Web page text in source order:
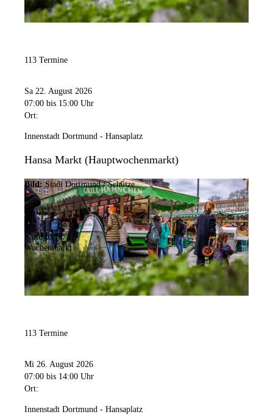
113 Termine
Sa 22. August 2026
07:00 bis 15:00 Uhr
Ort:
Innenstadt Dortmund - Hansaplatz
Hansa Markt (Hauptwochenmarkt)
Bild: Stadt Dortmund / Schütze
Kategorie:
Wochenmarkt
113 Termine
Mi 26. August 2026
07:00 bis 14:00 Uhr
Ort:
Innenstadt Dortmund - Hansaplatz